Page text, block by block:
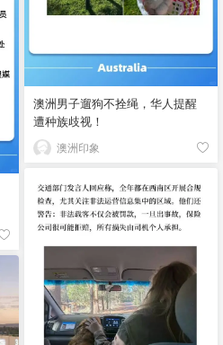
澳洲男子遛狗不拴绳，华人提醒
遭种族歧视！
澳洲印象